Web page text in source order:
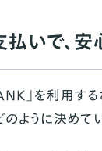
いで、
」を利用す
ように決めて